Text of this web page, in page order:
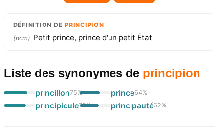
DÉFINITION DEPRINCIPION
(nom) Petit prince, prince d'un petit État.
Liste des synonymes de principion
princillon75%
principicule70%
prince64%
principauté62%